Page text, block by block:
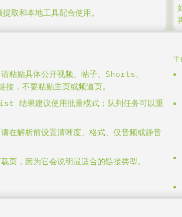
取和本地工具配合使用。
粘贴具体公开视频、帖子、Shorts、
不要粘贴主页或频道页。
结果建议使用批量模式；队列任务可以重
在解析前设置清晰度、格式、仅音频或静音
页，因为它会说明最适合的链接类型。
平